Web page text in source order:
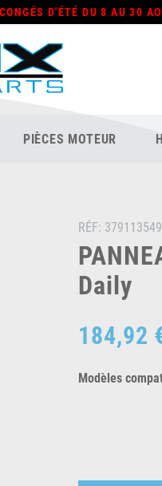
D'ÉTÉ DU 8 AU 30
PIÈCES MOTEUR
RÉF:
Daily
184,92
Modèles